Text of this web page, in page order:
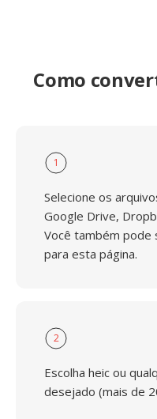
Como
1
Selecione os
Google Drive,
Você também pode
para esta página.
2
Escolha heic ou
desejado (mais de